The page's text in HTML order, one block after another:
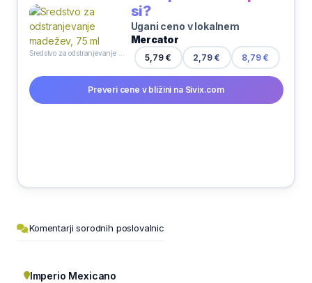
si?
Ugani ceno v lokalnem
Mercator
5,79 € 2,79 € 8,79 €
Preveri cene v bližini na Sivix.com
Komentarji sorodnih poslovalnic
Imperio Mexicano